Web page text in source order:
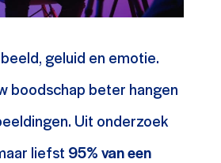
geluid en emotie.
boodschap beter hangen
Uit onderzoek
liefst 95% van een